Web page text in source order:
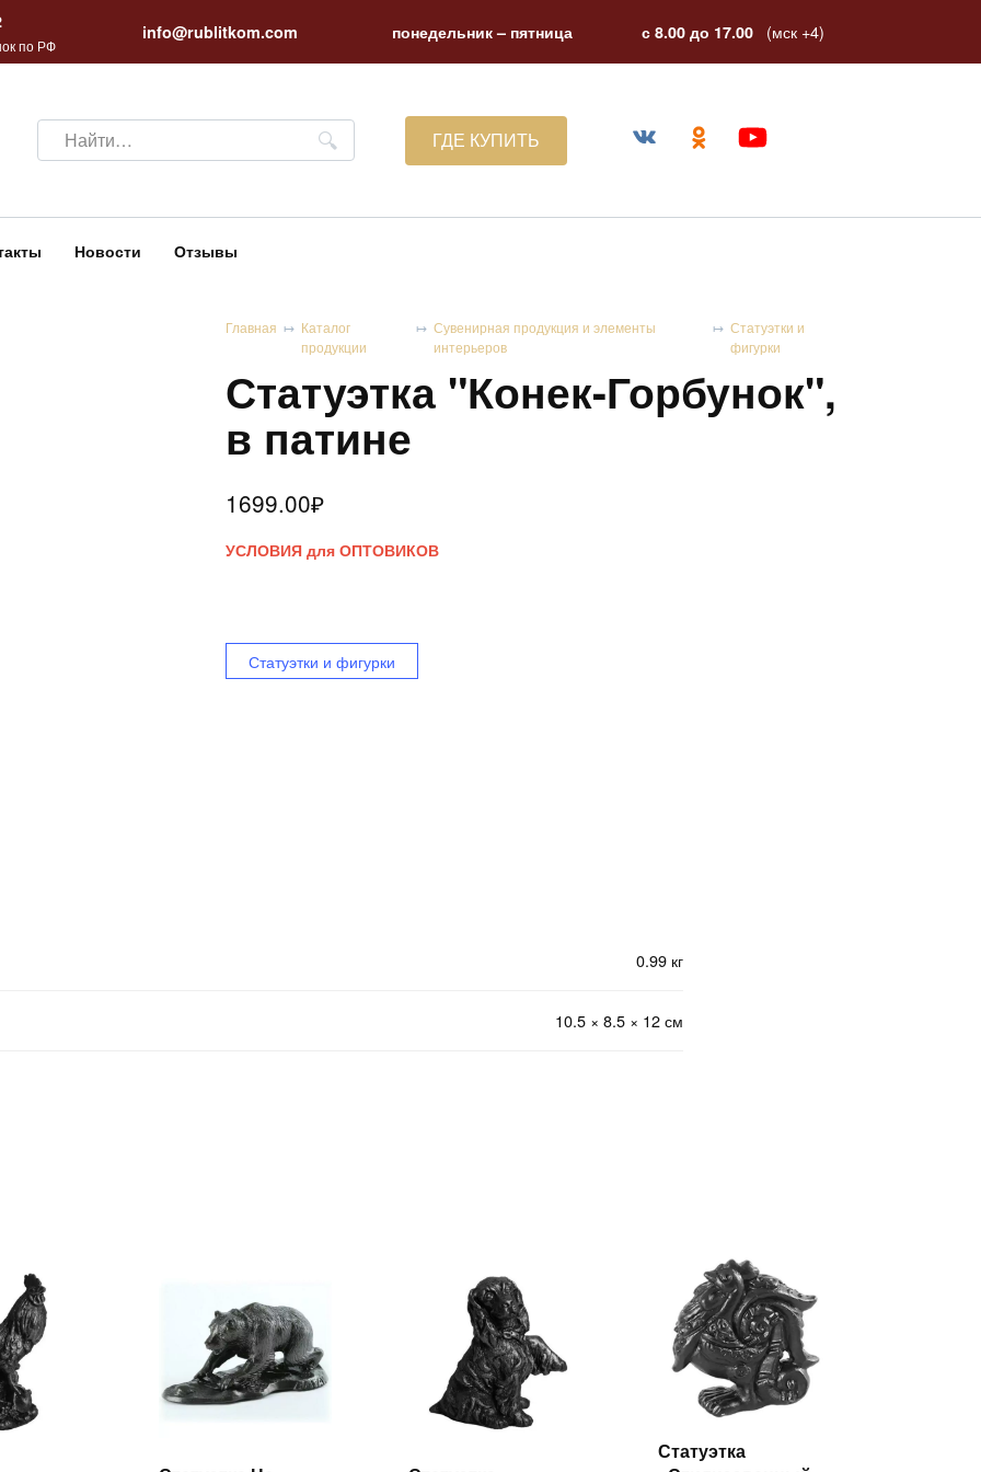
по РФ
info@rublitkom.com понедельник – пятница с 8.00 до 17.00 (мск +4)
Search
for:
ГДЕ КУПИТЬ
Новости Отзывы
Главная
Каталог
продукции
Сувенирная продукция и элементы
интерьеров
Статуэтки и
фигурки
Статуэтка "Конек-Горбунок",
в патине
1699.00₽
УСЛОВИЯ для ОПТОВИКОВ
Статуэтки и фигурки
0.99 кг
10.5 × 8.5 × 12 см
Статуэтка